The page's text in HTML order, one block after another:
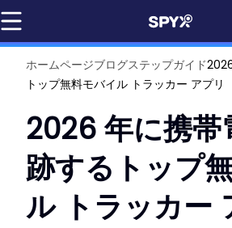
ホームページブログステップガイド
トップ無料モバイル トラッカー アプリ
2026 年に携帯
跡するトップ
ル トラッカー